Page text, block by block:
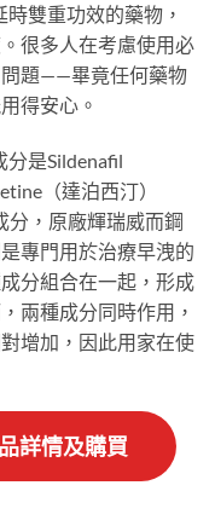
雙重功效的藥物，
很多人在考慮使用必
題——畢竟任何藥物
得安心。
分是Sildenafil
（達泊西汀）
分，原廠輝瑞威而鋼
專門用於治療早洩的
分組合在一起，形成
兩種成分同時作用，
增加，因此用家在使
詳情及購買